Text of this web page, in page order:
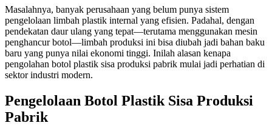
Masalahnya, banyak perusahaan yang belum punya sistem
pengelolaan limbah plastik internal yang efisien. Padahal, dengan
pendekatan daur ulang yang tepat—terutama menggunakan mesin
penghancur botol—limbah produksi ini bisa diubah jadi bahan baku
baru yang punya nilai ekonomi tinggi. Inilah alasan kenapa
pengolahan botol plastik sisa produksi pabrik mulai jadi perhatian di
sektor industri modern.
Pengelolaan Botol Plastik Sisa Produksi
Pabrik